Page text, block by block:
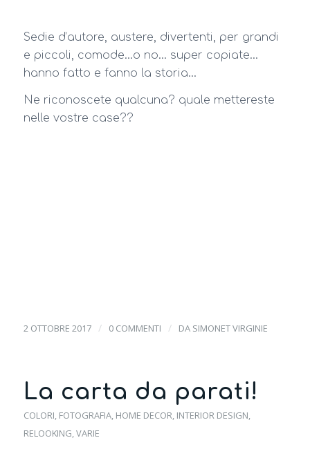
Sedie d’autore, austere, divertenti, per grandi
e piccoli, comode…o no… super copiate…
hanno fatto e fanno la storia…
Ne riconoscete qualcuna? quale mettereste
nelle vostre case??
2 OTTOBRE 2017 / 0 COMMENTI / DA SIMONET VIRGINIE
La carta da parati!
COLORI, FOTOGRAFIA, HOME DECOR, INTERIOR DESIGN,
RELOOKING,VARIE